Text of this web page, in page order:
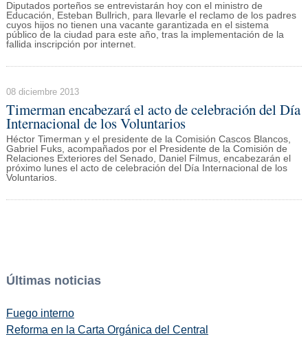
Diputados porteños se entrevistarán hoy con el ministro de
Educación, Esteban Bullrich, para llevarle el reclamo de los padres
cuyos hijos no tienen una vacante garantizada en el sistema
público de la ciudad para este año, tras la implementación de la
fallida inscripción por internet.
08 diciembre 2013
Timerman encabezará el acto de celebración del Día
Internacional de los Voluntarios
Héctor Timerman y el presidente de la Comisión Cascos Blancos,
Gabriel Fuks, acompañados por el Presidente de la Comisión de
Relaciones Exteriores del Senado, Daniel Filmus, encabezarán el
próximo lunes el acto de celebración del Día Internacional de los
Voluntarios.
Últimas noticias
Fuego interno
Reforma en la Carta Orgánica del Central